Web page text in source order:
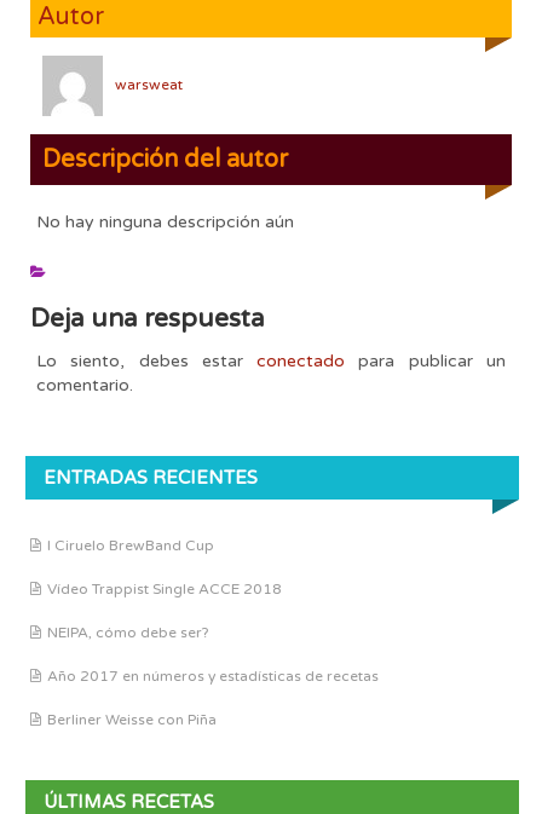
Autor
warsweat
Descripción del autor
No hay ninguna descripción aún
Deja una respuesta
Lo siento, debes estarconectado para publicar un
comentario.
ENTRADAS RECIENTES
I Ciruelo BrewBand Cup
Vídeo Trappist Single ACCE 2018
NEIPA, cómo debe ser?
Año 2017 en números y estadísticas de recetas
Berliner Weisse con Piña
ÚLTIMAS RECETAS